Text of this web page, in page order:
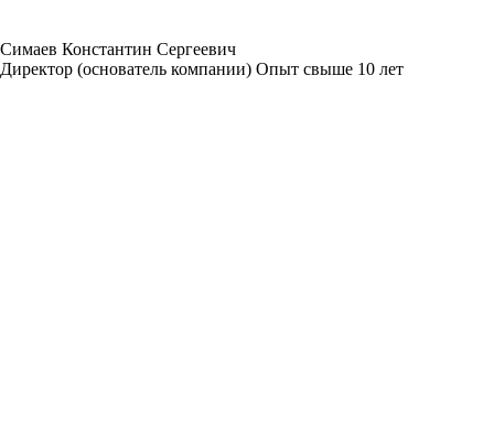
Симаев Константин Сергеевич
Директор (основатель компании) Опыт свыше 10 лет